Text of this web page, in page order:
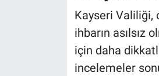
Kayseri Valiliği,
ihbarın asılsız
için daha
incelemeler